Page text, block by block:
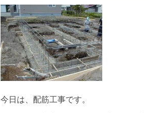
今日は、配筋工事です。